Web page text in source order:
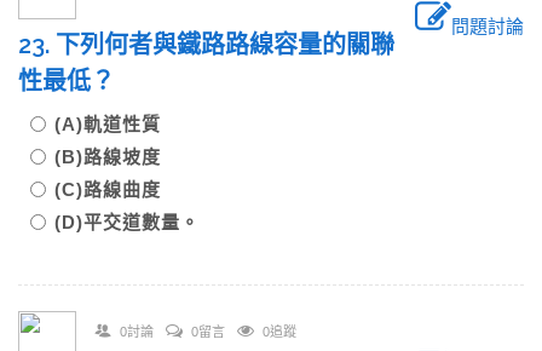
問題討論
23. 下列何者與鐵路路線容量的關聯
性最低？
(A)軌道性質
(B)路線坡度
(C)路線曲度
(D)平交道數量。
0討論 0留言 0追蹤